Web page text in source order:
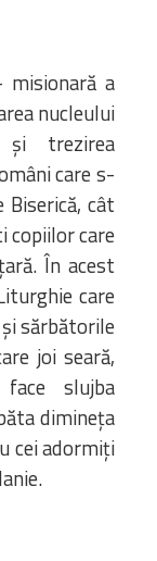
misionară a
nucleului
și trezirea
care s-
cât
copiilor care
În acest
care
sărbătorile
joi seară,
slujba
dimineța
cei adormiți